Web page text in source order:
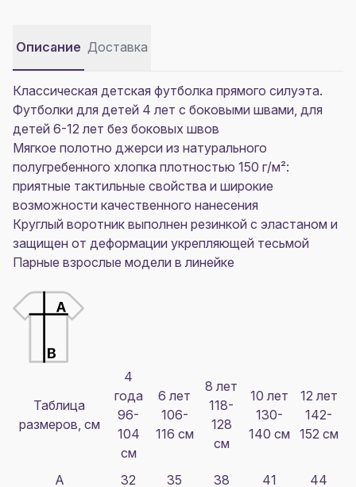
Описание Доставка
Классическая детская футболка прямого силуэта.
Футболки для детей 4 лет с боковыми швами, для
детей 6-12 лет без боковых швов
Мягкое полотно джерси из натурального
полугребенного хлопка плотностью 150 г/м²:
приятные тактильные свойства и широкие
возможности качественного нанесения
Круглый воротник выполнен резинкой с эластаном и
защищен от деформации укрепляющей тесьмой
Парные взрослые модели в линейке
Таблица
размеров, см
4
года
96-
104
см
6 лет
106-
116 см
8 лет
118-
128
см
10 лет
130-
140 см
12 лет
142-
152 см
A 32 35 38 41 44